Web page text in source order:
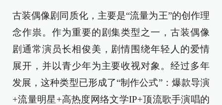
古装偶像剧同质化，主要是“流量为王”的创作理
念作祟。作为重要的剧集类型之一，古装偶像
剧通常演员长相俊美，剧情围绕年轻人的爱情
展开，并以青少年为主要收视对象。经过多年
发展，这种类型已形成了“制作公式”：爆款导演
+流量明星+高热度网络文学IP+顶流歌手演唱的